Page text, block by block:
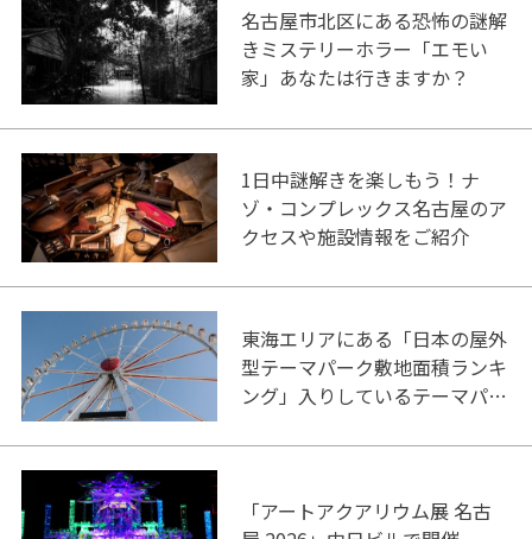
名古屋市北区にある恐怖の謎解
きミステリーホラー「エモい
家」あなたは行きますか？
1日中謎解きを楽しもう！ナ
ゾ・コンプレックス名古屋のア
クセスや施設情報をご紹介
東海エリアにある「日本の屋外
型テーマパーク敷地面積ランキ
ング」入りしているテーマパー
「アートアクアリウム展 名古